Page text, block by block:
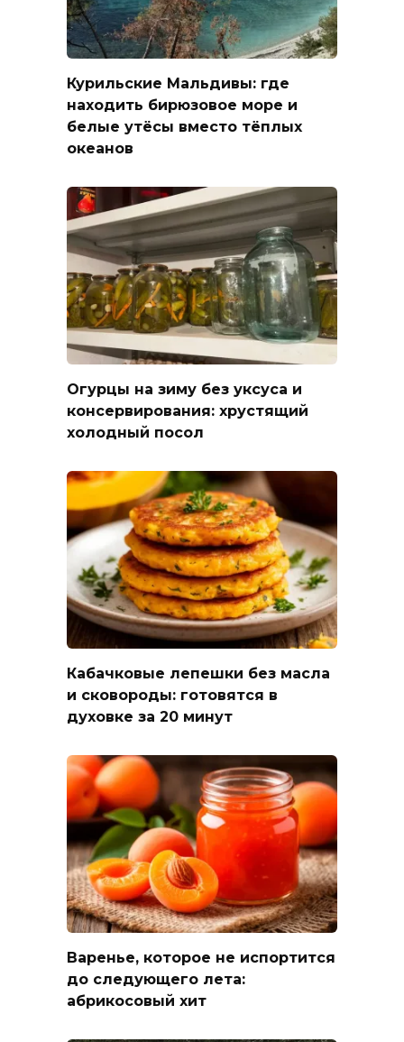
Курильские Мальдивы: где
находить бирюзовое море и
белые утёсы вместо тёплых
океанов
Огурцы на зиму без уксуса и
консервирования: хрустящий
холодный посол
Кабачковые лепешки без масла
и сковороды: готовятся в
духовке за 20 минут
Варенье, которое не испортится
до следующего лета:
абрикосовый хит